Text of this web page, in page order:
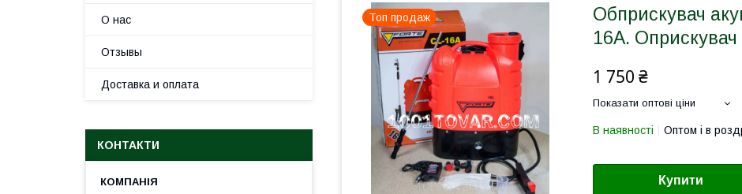
Топ продаж
Обприскувач
16A.
1 750 ₴
Показати оптові ціни
В наявності Оптом і в
Купити
О нас
Отзывы
Доставка и оплата
КОНТАКТИ